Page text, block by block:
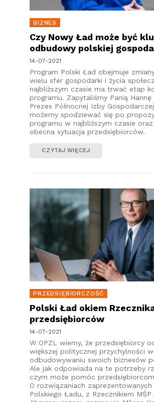
BIZNES
Czy Nowy Ład może być
odbudowy polskiej
14-07-2021
Program Polski Ład obejmuje
wielu sfer gospodarki i życia
najbliższym czasie ma trwać etap
programu. Zapytaliśmy Panią Hannę
Prezes Północnej Izby
możemy spodziewać się po
programu w najbliższym czasie
obecna sytuacja przedsiębiorców.
CZYTAJ WIĘCEJ
PRZEDSIĘBIORCZOŚĆ
Polski Ład okiem
przedsiębiorców
14-07-2021
W OPZL wiemy, że przedsiębiorcy
większej politycznej przychylności w
odbudowywaniu swoich biznesów
Ale jak odpowiada na te potrzeby
czym może pomóc
O rozwiązaniach
Polskiego Ładu, z Rzecznikiem MŚP